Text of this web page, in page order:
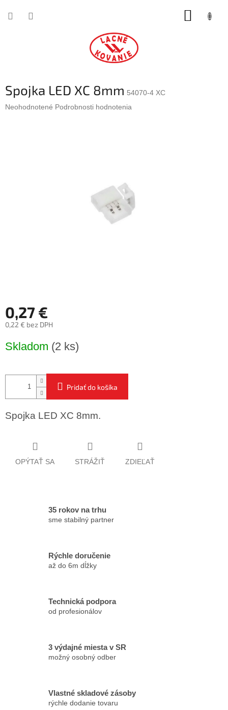
Spojka LED XC 8mm 54070-4 XC
Priemerné
Neohodnotené Podrobnosti hodnotenia
0,27 €
0,22 € bez DPH
cena:
Skladom (2 ks)
Pridať do košíka
Spojka LED XC 8mm.
OPÝTAŤ SA STRÁŽIŤ ZDIEĽAŤ
35 rokov na trhu
sme stabilný partner
Rýchle doručenie
až do 6m dĺžky
Technická podpora
od profesionálov
3 výdajné miesta v SR
možný osobný odber
Vlastné skladové zásoby
rýchle dodanie tovaru